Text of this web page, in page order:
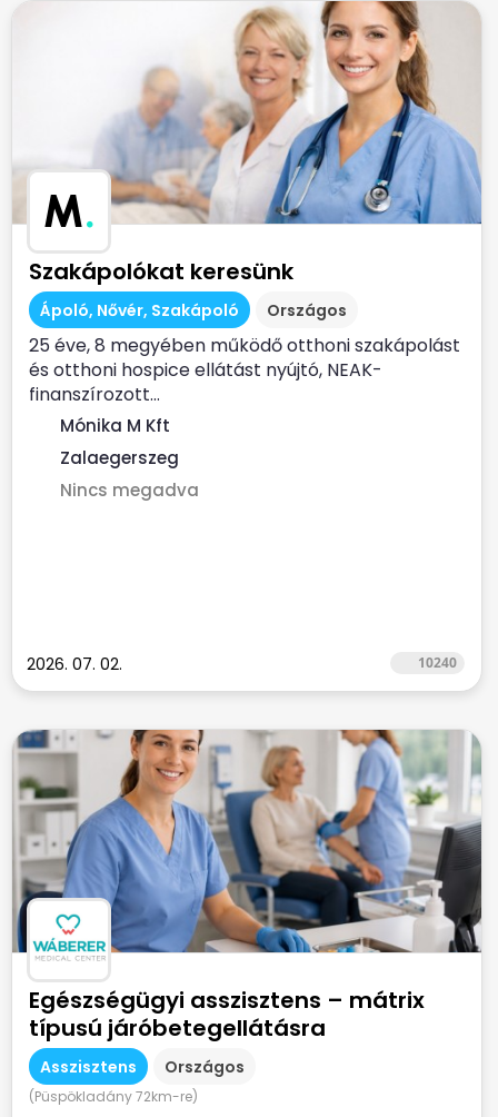
M.
Szakápolókat keresünk
Ápoló, Nővér, Szakápoló Országos
25 éve, 8 megyében működő otthoni szakápolást
és otthoni hospice ellátást nyújtó, NEAK-
finanszírozott...
Mónika M Kft
Zalaegerszeg
Nincs megadva
2026. 07. 02. 10240
Egészségügyi asszisztens – mátrix
típusú járóbetegellátásra
Asszisztens Országos
(Püspökladány 72km-re)